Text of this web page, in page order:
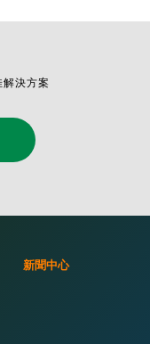
決方案
新聞中心